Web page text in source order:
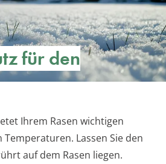
für den
Ihrem Rasen wichtigen
Lassen Sie den
auf dem Rasen liegen.